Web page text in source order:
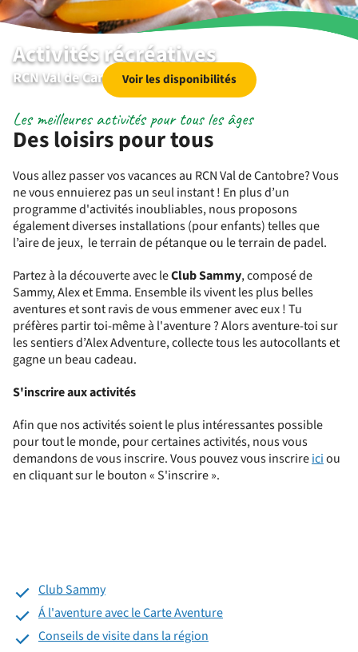
Activités récréatives
RCN Val de CantobreVoir les disponibilités
Des loisirs pour tous
Les meilleures activités pour tous les âges
Vous allez passer vos vacances au RCN Val de Cantobre? Vous
ne vous ennuierez pas un seul instant ! En plus d’un
programme d'activités inoubliables, nous proposons
également diverses installations (pour enfants) telles que
l’aire de jeux, le terrain de pétanque ou le terrain de padel.
Partez à la découverte avec leClub Sammy, composé de
Sammy, Alex et Emma. Ensemble ils vivent les plus belles
aventures et sont ravis de vous emmener avec eux ! Tu
préfères partir toi-même à l'aventure ? Alors aventure-toi sur
les sentiers d’Alex Adventure, collecte tous les autocollants et
gagne un beau cadeau.
S'inscrire aux activités
Afin que nos activités soient le plus intéressantes possible
pour tout le monde, pour certaines activités, nous vous
demandons de vous inscrire. Vous pouvez vous inscrireiciou
en cliquant sur le bouton « S'inscrire ».
Club Sammy
Á l'aventure avec le Carte Aventure
Conseils de visite dans la région